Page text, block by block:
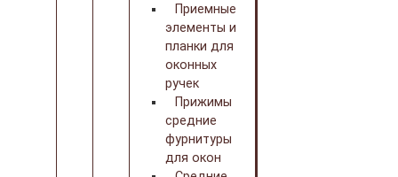
Приемные
элементы и
планки для
оконных
ручек
Прижимы
средние
фурнитуры
для окон